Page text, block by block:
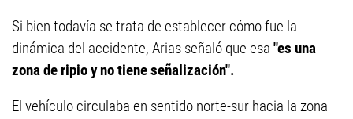
Si bien todavía se trata de establecer cómo fue la
dinámica del accidente, Arias señaló que esa "es una
zona de ripio y no tiene señalización".
El vehículo circulaba en sentido norte-sur hacia la zona